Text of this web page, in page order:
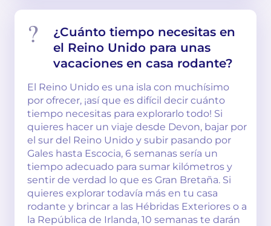
¿Cuánto tiempo necesitas en
el Reino Unido para unas
vacaciones en casa rodante?
El Reino Unido es una isla con muchísimo
por ofrecer, ¡así que es difícil decir cuánto
tiempo necesitas para explorarlo todo! Si
quieres hacer un viaje desde Devon, bajar por
el sur del Reino Unido y subir pasando por
Gales hasta Escocia, 6 semanas sería un
tiempo adecuado para sumar kilómetros y
sentir de verdad lo que es Gran Bretaña. Si
quieres explorar todavía más en tu casa
rodante y brincar a las Hébridas Exteriores o a
la República de Irlanda, 10 semanas te darán